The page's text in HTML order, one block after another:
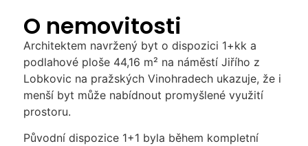
O nemovitosti
Architektem navržený byt o dispozici 1+kk a
podlahové ploše 44,16 m² na náměstí Jiřího z
Lobkovic na pražských Vinohradech ukazuje, že i
menší byt může nabídnout promyšlené využití
prostoru.
Původní dispozice 1+1 byla během kompletní